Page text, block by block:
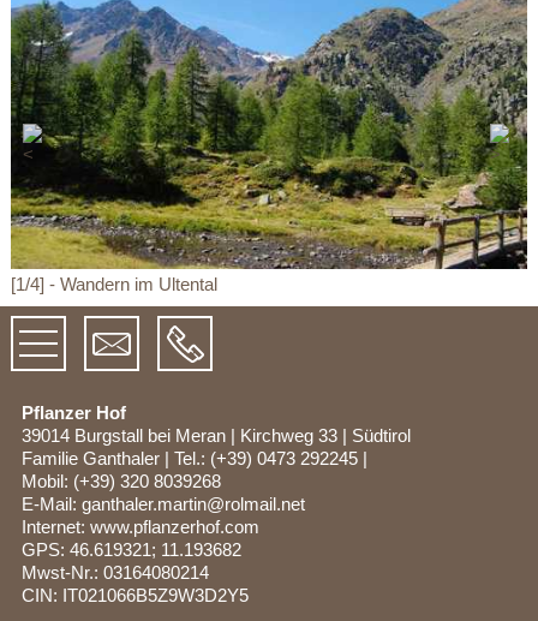
[1/4] - Wandern im Ultental
Pflanzer Hof
39014 Burgstall bei Meran| Kirchweg 33| Südtirol
Familie Ganthaler| Tel.: (+39) 0473 292245|
Mobil: (+39) 320 8039268
E-Mail: ganthaler.martin@rolmail.net
Internet: www.pflanzerhof.com
GPS: 46.619321; 11.193682
Mwst-Nr.: 03164080214
CIN: IT021066B5Z9W3D2Y5